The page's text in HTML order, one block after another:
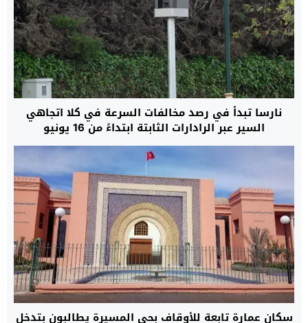
نارسا تبدأ في رصد مخالفات السرعة في كلا اتجاهي
السير عبر الرادارات الثابتة ابتداءً من 16 يونيو
سكان عمارة تابعة للأوقاف بحي المسيرة يطالبون بتدخل